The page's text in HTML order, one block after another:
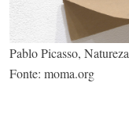
Pablo Picasso,
Fonte: moma.org